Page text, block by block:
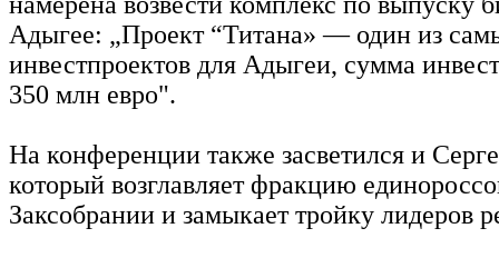
Адыгее: „Проект “Титана» — один из
инвестпроектов для Адыгеи, сумма
350 млн евро".
На конференции также засветился и
который возглавляет фракцию
Заксобрании и замыкает тройку лидеров